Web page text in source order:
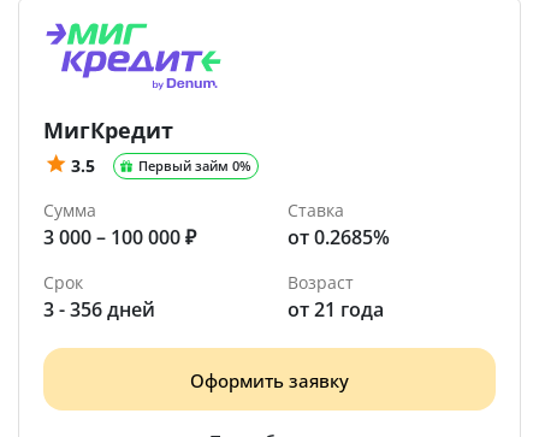
МигКредит
3.5 Первый займ 0%
Сумма
3 000 – 100 000 ₽
Ставка
от 0.2685%
Срок
3 - 356 дней
Возраст
от 21 года
Оформить заявку